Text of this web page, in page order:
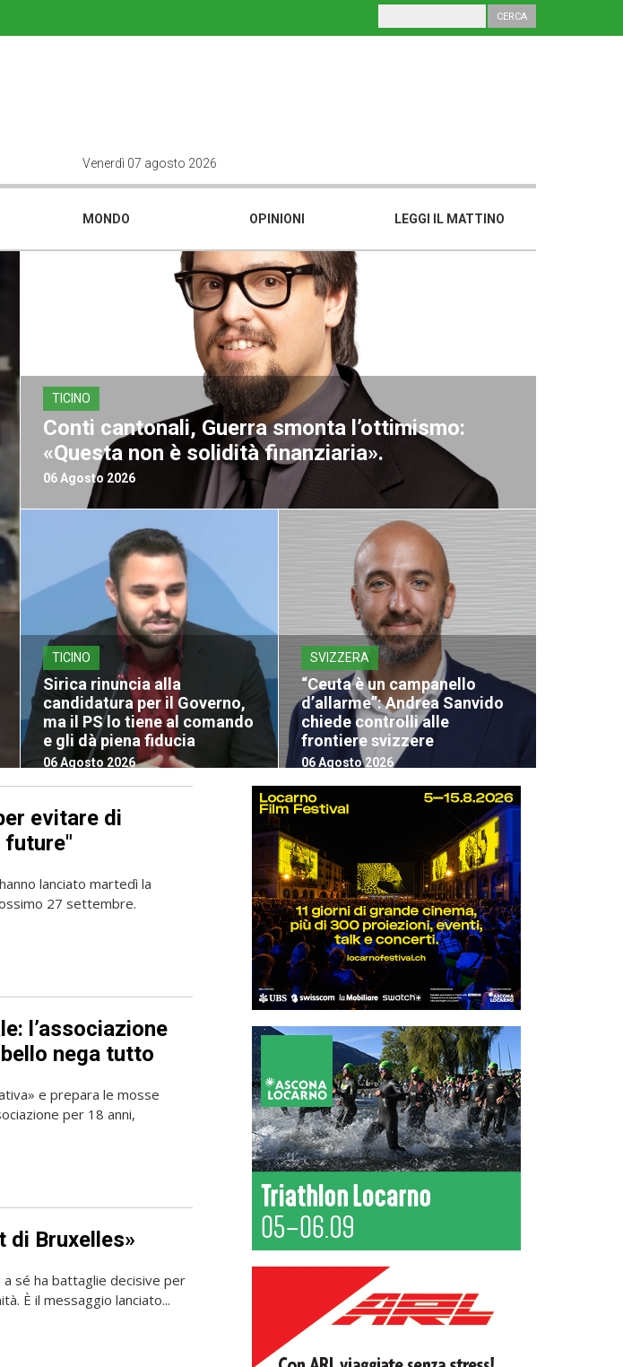
Venerdì 07 agosto 2026
MONDO OPINIONI LEGGI IL MATTINO
TICINO
Conti cantonali, Guerra smonta l’ottimismo:
«Questa non è solidità finanziaria».
06 Agosto 2026
TICINO
Sirica rinuncia alla
candidatura per il Governo,
ma il PS lo tiene al comando
e gli dà piena fiducia
06 Agosto 2026
SVIZZERA
“Ceuta è un campanello
d’allarme”: Andrea Sanvido
chiede controlli alle
frontiere svizzere
06 Agosto 2026
evitare di
future"
lanciato martedì la
27 settembre.
l’associazione
nega tutto
e prepara le mosse
per 18 anni,
di Bruxelles»
a sé ha battaglie decisive per
È il messaggio lanciato...